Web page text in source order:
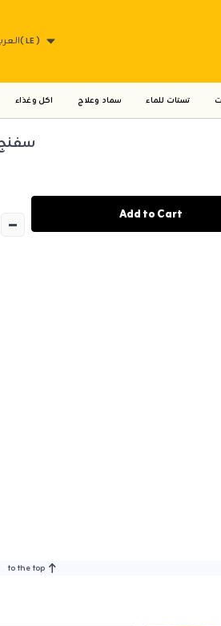
( LE )
اكل وغذاء سماد وعلاج تستات للماء
سفنج 100 *
- Add to Cart
to the top